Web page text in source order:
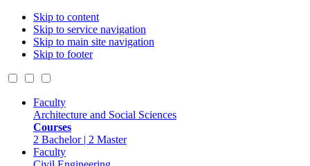
Skip to content
Skip to service navigation
Skip to main site navigation
Skip to footer
Faculty
Architecture and Social Sciences
Courses
2 Bachelor | 2 Master
Faculty